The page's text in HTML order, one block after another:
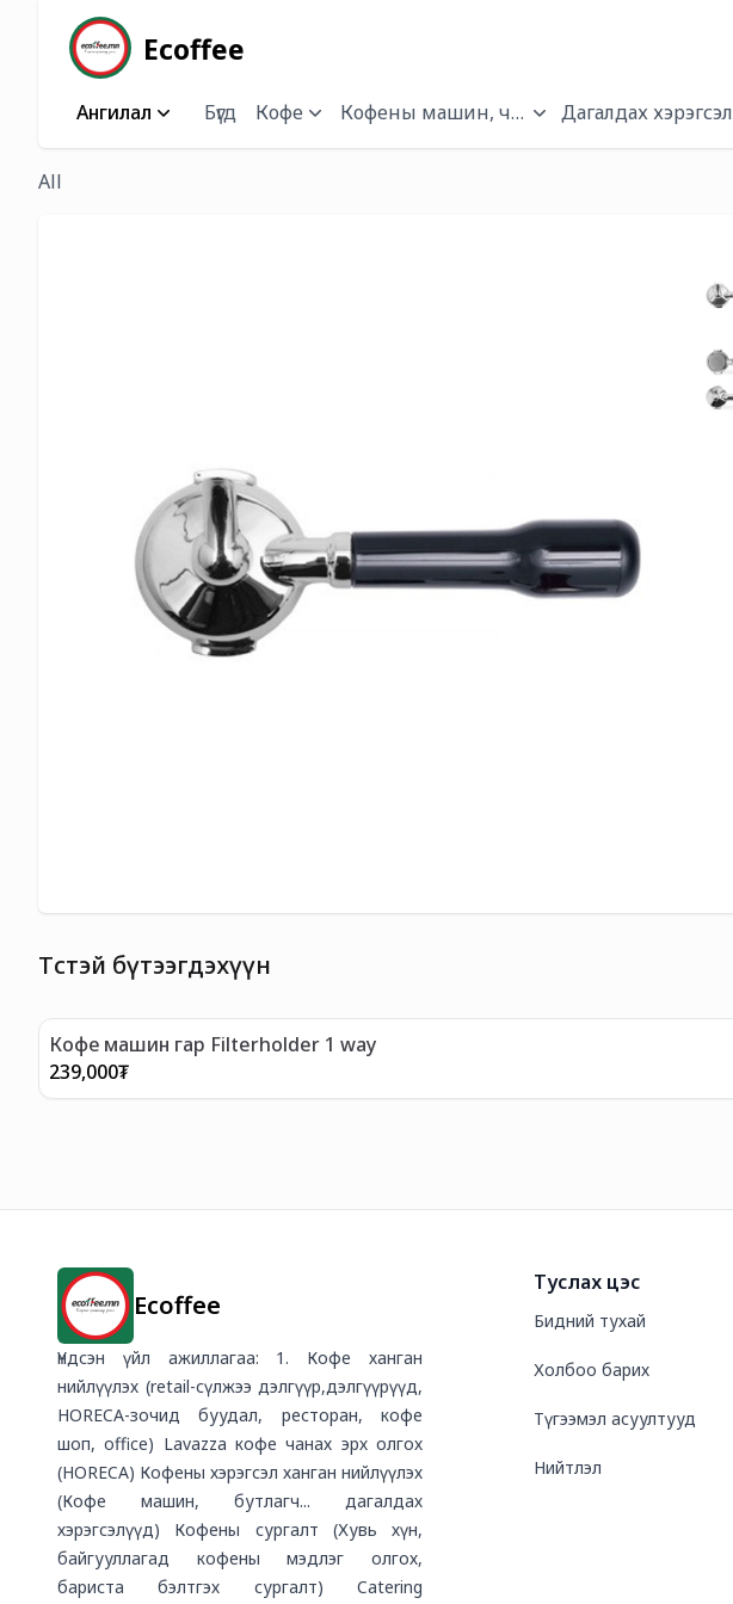
Ecoffee
Ангилал Бүгд Кофе Кофены машин, чанагч, нэрэгчДагалдах хэрэгсэл
All
Төстэй бүтээгдэхүүн
Кофе машин гар Filterholder 1 way
239,000₮
Ecoffee
Үндсэн үйл ажиллагаа: 1. Кофе ханган
нийлүүлэх (retail-сүлжээ дэлгүүр,дэлгүүрүүд,
HORECA-зочид буудал, ресторан, кофе
шоп, office) Lavazza кофе чанах эрх олгох
(HORECA) Кофены хэрэгсэл ханган нийлүүлэх
(Кофе машин, бутлагч... дагалдах
хэрэгсэлүүд) Кофены сургалт (Хувь хүн,
байгууллагад кофены мэдлэг олгох,
бариста бэлтгэх сургалт) Catering
Туслах цэс
Бидний тухай
Холбоо барих
Түгээмэл асуултууд
Нийтлэл